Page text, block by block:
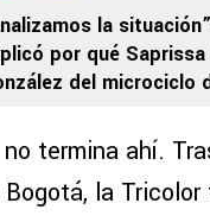
la
por qué
del microciclo
termina ahí.
la